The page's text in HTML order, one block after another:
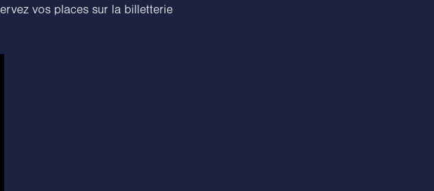
vos places sur la billetterie